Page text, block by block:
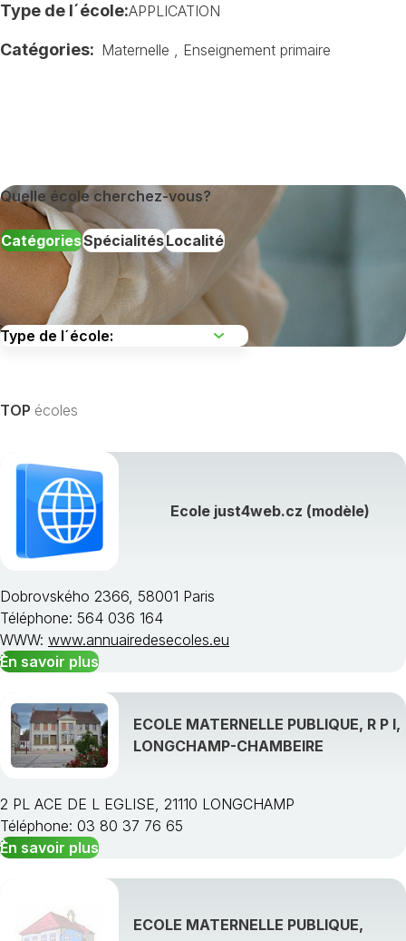
Type de l´école:APPLICATION
Catégories: Maternelle Enseignement primaire
Quelle école cherchez-vous?
CatégoriesSpécialitésLocalité
Afficher toutes les spécialités de formation »
Choisissez une région
TOP écoles
Ecole just4web.cz (modèle)
Dobrovského 2366, 58001 Paris
Téléphone: 564 036 164
WWW: www.annuairedesecoles.eu
En savoir plus
ECOLE MATERNELLE PUBLIQUE, R P I,
LONGCHAMP-CHAMBEIRE
2 PL ACE DE L EGLISE, 21110 LONGCHAMP
Téléphone: 03 80 37 76 65
En savoir plus
ECOLE MATERNELLE PUBLIQUE,